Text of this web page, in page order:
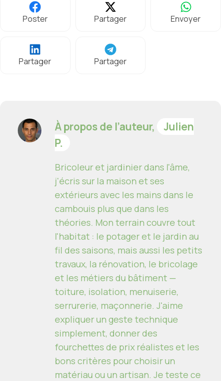
Poster Partager Envoyer
Partager Partager
À propos de l’auteur,
Julien
P.
Bricoleur et jardinier dans l'âme,
j'écris sur la maison et ses
extérieurs avec les mains dans le
cambouis plus que dans les
théories. Mon terrain couvre tout
l'habitat : le potager et le jardin au
fil des saisons, mais aussi les petits
travaux, la rénovation, le bricolage
et les métiers du bâtiment —
toiture, isolation, menuiserie,
serrurerie, maçonnerie. J'aime
expliquer un geste technique
simplement, donner des
fourchettes de prix réalistes et les
bons critères pour choisir un
matériau ou un artisan. Je teste ce